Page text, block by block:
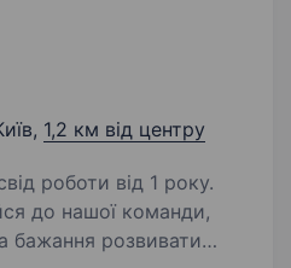
1,2 км від центру
роботи від 1 року.
бажання розвивати